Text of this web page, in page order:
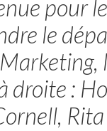
pour
le
droite :